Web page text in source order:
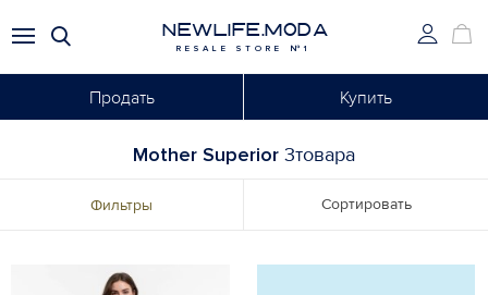
NEWLIFE.MODA
RESALE STORE №1
Продать Купить
Mother Superior 3товара
Фильтры Сортировать